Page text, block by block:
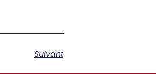
Suivant